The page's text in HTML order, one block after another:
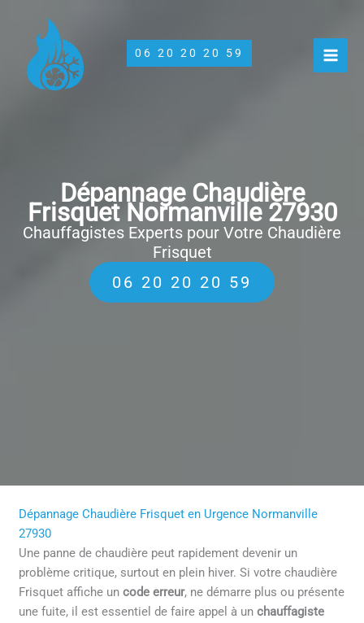
contenu
06 20 20 20 59
Dépannage Chaudière
Frisquet Normanville 27930
Chauffagistes Experts pour Votre Chaudière
Frisquet
06 20 20 20 59
Dépannage Chaudière Frisquet en Urgence Normanville
27930
Une panne de chaudière peut rapidement devenir un
problème critique, surtout en plein hiver. Si votre chaudière
Frisquet affiche uncode erreur, ne démarre plus ou présente
une fuite, il est essentiel de faire appel à unchauffagiste